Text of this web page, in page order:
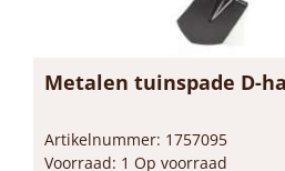
Metalen tuinspade D-
Artikelnummer: 1757095
Voorraad: 1 Op voorraad